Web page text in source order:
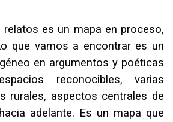
relatos es un mapa en proceso,
que vamos a encontrar es un
en argumentos y poéticas
reconocibles, varias
rurales, aspectos centrales de
adelante. Es un mapa que